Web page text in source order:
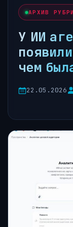
АРХИВ
У ИИ
чем
22.05.2026